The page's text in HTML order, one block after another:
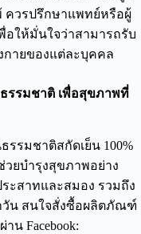
ควรปรึกษาแพทย์หรือผู้
ให้มั่นใจว่าสามารถรับ
กายของแต่ละบุคคล
รรมชาติ เพื่อสุขภาพที่
รรมชาติสกัดเย็น 100%
ยบำรุงสุขภาพอย่าง
ะสาทและสมอง รวมถึง
วัน สนใจสั่งซื้อผลิตภัณฑ์
น Facebook: